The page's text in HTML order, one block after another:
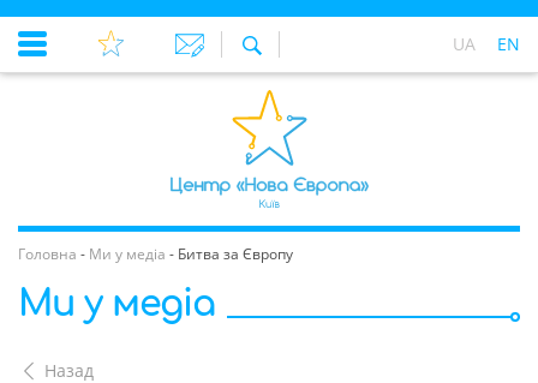
UA EN
Головна - Ми у медіа - Битва за Європу
Ми у медіа
Назад